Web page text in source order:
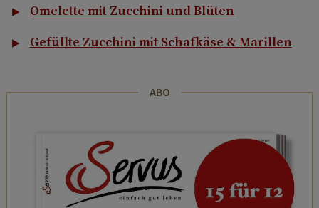
Omelette mit Zucchini und Blüten
Gefüllte Zucchini mit Schafkäse & Marillen
ABO